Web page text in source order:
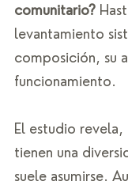
comunitario?
levantamiento
composición, su
funcionamiento.
El estudio
tienen una
suele asumirse.